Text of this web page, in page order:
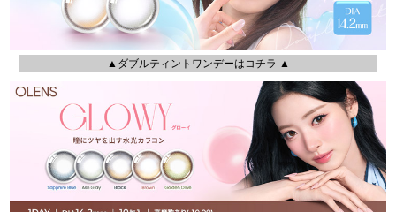
▲ダブルティントワンデーはコチラ ▲